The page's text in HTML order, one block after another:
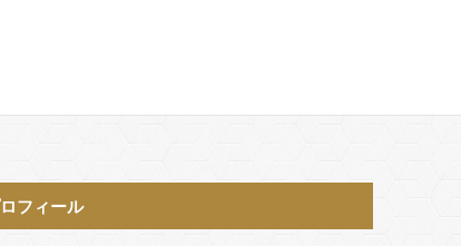
フィール